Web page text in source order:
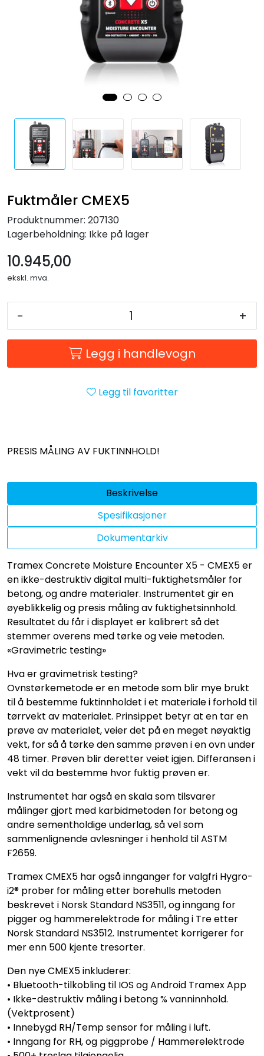
Fuktmåler CMEX5
Produktnummer: 207130
Lagerbeholdning: Ikke på lager
10.945,00
ekskl. mva.
- +
Legg i handlevogn
Legg til favoritter
PRESIS MÅLING AV FUKTINNHOLD!
Beskrivelse
Spesifikasjoner
Dokumentarkiv
Tramex Concrete Moisture Encounter X5 - CMEX5 er
en ikke-destruktiv digital multi-fuktighetsmåler for
betong, og andre materialer. Instrumentet gir en
øyeblikkelig og presis måling av fuktighetsinnhold.
Resultatet du får i displayet er kalibrert så det
stemmer overens med tørke og veie metoden.
«Gravimetric testing»
Hva er gravimetrisk testing?
Ovnstørkemetode er en metode som blir mye brukt
til å bestemme fuktinnholdet i et materiale i forhold til
tørrvekt av materialet. Prinsippet betyr at en tar en
prøve av materialet, veier det på en meget nøyaktig
vekt, for så å tørke den samme prøven i en ovn under
48 timer. Prøven blir deretter veiet igjen. Differansen i
vekt vil da bestemme hvor fuktig prøven er.
Instrumentet har også en skala som tilsvarer
målinger gjort med karbidmetoden for betong og
andre sementholdige underlag, så vel som
sammenlignende avlesninger i henhold til ASTM
F2659.
Tramex CMEX5 har også innganger for valgfri Hygro-
i2® prober for måling etter borehulls metoden
beskrevet i Norsk Standard NS3511, og inngang for
pigger og hammerelektrode for måling i Tre etter
Norsk Standard NS3512. Instrumentet korrigerer for
mer enn 500 kjente tresorter.
Den nye CMEX5 inkluderer:
• Bluetooth-tilkobling til IOS og Android Tramex App
• Ikke-destruktiv måling i betong % vanninnhold.
(Vektprosent)
• Innebygd RH/Temp sensor for måling i luft.
• Inngang for RH, og piggprobe / Hammerelektrode
Forbruksmateriell